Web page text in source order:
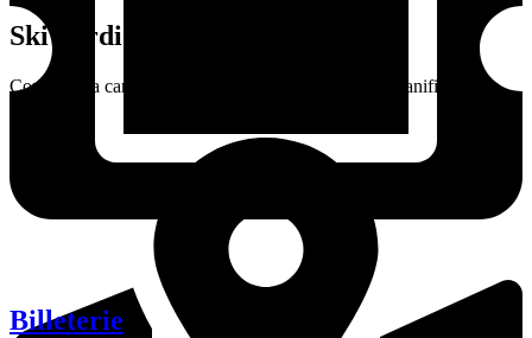
Billeterie
Ski nordique - ski non tracé
Consulter la carte générale des sentiers de ski pour planifier votre